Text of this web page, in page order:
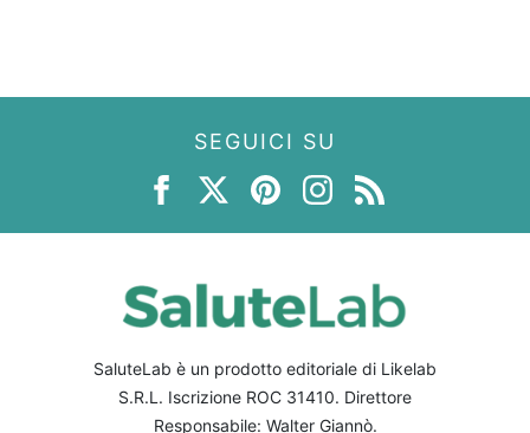
SEGUICI SU
SaluteLab è un prodotto editoriale di Likelab
S.R.L. Iscrizione ROC 31410. Direttore
Responsabile: Walter Giannò.